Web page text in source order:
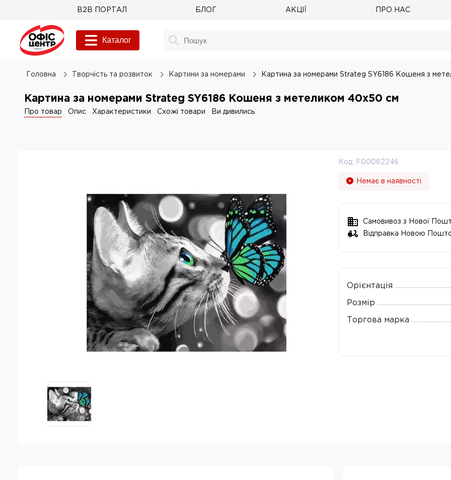
B2B ПОРТАЛ БЛОГ АКЦІЇ ПРО НАС
Каталог
Головна Творчість та розвиток Картини за номерами Картина за номерами Strateg SY6186 Кошеня з
Картина за номерами Strateg SY6186 Кошеня з метеликом 40х50 см
Про товар Опис Характеристики Схожі товари Ви дивились
Код: F00062246
Немає в наявності
Самовивоз з Нової
Відправка Новою
Орієнтація
Розмір
Торгова марка